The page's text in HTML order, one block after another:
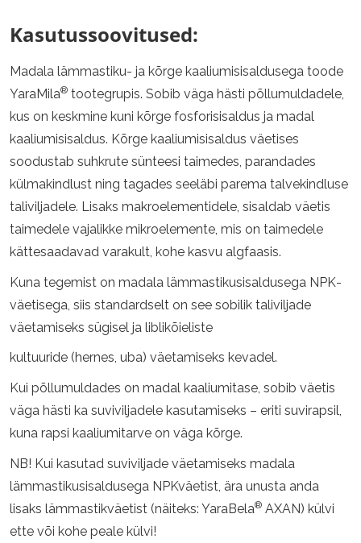
Kasutussoovitused:
Madala lämmastiku- ja kõrge kaaliumisisaldusega toode
YaraMila® tootegrupis. Sobib väga hästi põllumuldadele,
kus on keskmine kuni kõrge fosforisisaldus ja madal
kaaliumisisaldus. Kõrge kaaliumisisaldus väetises
soodustab suhkrute sünteesi taimedes, parandades
külmakindlust ning tagades seeläbi parema talvekindluse
taliviljadele. Lisaks makroelementidele, sisaldab väetis
taimedele vajalikke mikroelemente, mis on taimedele
kättesaadavad varakult, kohe kasvu algfaasis.
Kuna tegemist on madala lämmastikusisaldusega NPK-
väetisega, siis standardselt on see sobilik taliviljade
väetamiseks sügisel ja liblikõieliste
kultuuride (hernes, uba) väetamiseks kevadel.
Kui põllumuldades on madal kaaliumitase, sobib väetis
väga hästi ka suviviljadele kasutamiseks – eriti suvirapsil,
kuna rapsi kaaliumitarve on väga kõrge.
NB! Kui kasutad suviviljade väetamiseks madala
lämmastikusisaldusega NPKväetist, ära unusta anda
lisaks lämmastikväetist (näiteks: YaraBela® AXAN) külvi
ette või kohe peale külvi!